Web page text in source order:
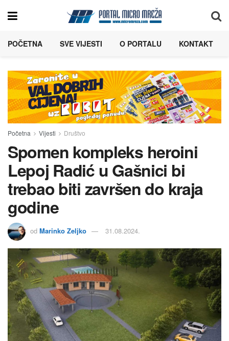
POČETNA SVE VIJESTI O PORTALU KONTAKT
Početna Vijesti Društvo
Spomen kompleks heroini
Lepoj Radić u Gašnici bi
trebao biti završen do kraja
godine
od Marinko Zeljko 31.08.2024.